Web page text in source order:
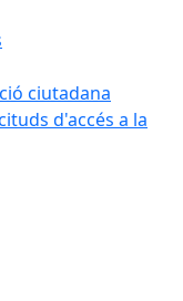
ciutadana
d'accés a la